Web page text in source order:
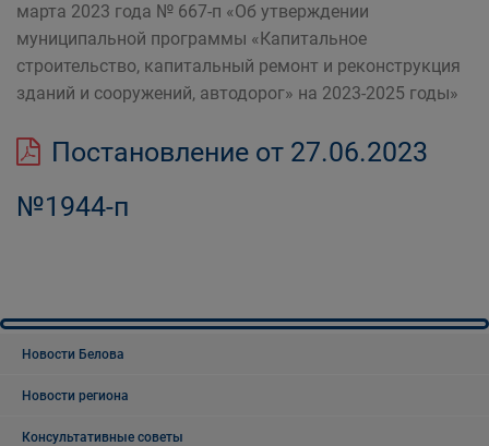
марта 2023 года № 667-п «Об утверждении
муниципальной программы «Капитальное
строительство, капитальный ремонт и реконструкция
зданий и сооружений, автодорог» на 2023-2025 годы»
Постановление от 27.06.2023
№1944-п
Новости Белова
Новости региона
Консультативные советы